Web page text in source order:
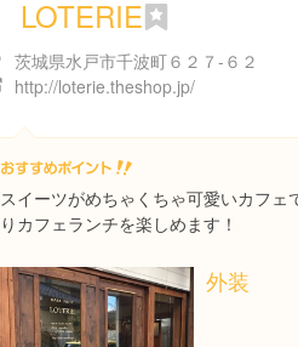
LOTERIE
茨城県水戸市千波町６２７-６２
http://loterie.theshop.jp/
スイーツがめちゃくちゃ可愛いカフェ
りカフェランチを楽しめます！
外装